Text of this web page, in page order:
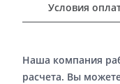
Условия
Наша компания
расчета. Вы